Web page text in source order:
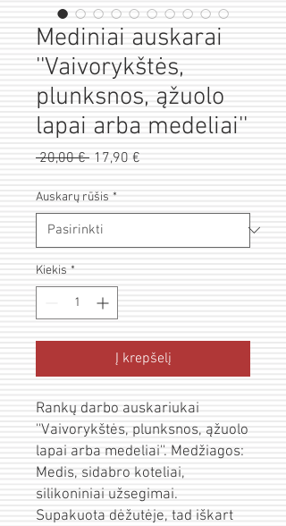
Mediniai auskarai
''Vaivorykštės,
plunksnos, ąžuolo
lapai arba medeliai''
20,00 € Įprastinė
17,90 €
Auskarų rūšis *
Kiekis *
Į krepšelį
Rankų darbo auskariukai
''Vaivorykštės, plunksnos, ąžuolo
lapai arba medeliai''. Medžiagos:
Medis, sidabro koteliai,
silikoniniai užsegimai.
Supakuota dėžutėje, tad iškart